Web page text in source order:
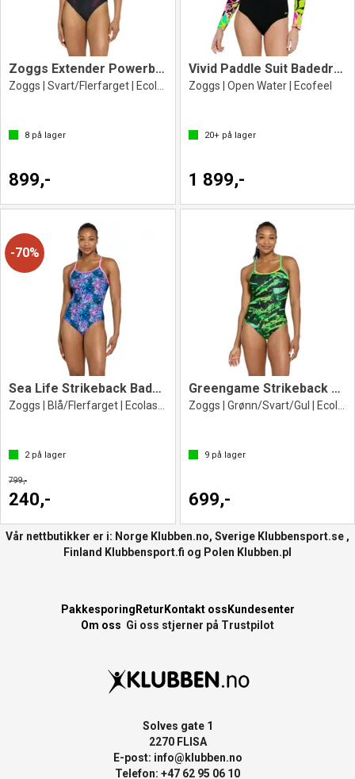
Zoggs Extender Powerback
Zoggs | Svart/Flerfarget | Ecolast+
8 på lager
899,-
Vivid Paddle Suit Badedrakt
Zoggs | Open Water | Ecofeel
20+på lager
1 899,-
70%
Sea Life Strikeback Badedrakt
Zoggs | Blå/Flerfarget | Ecolast+
2på lager
799,-
240,-
Greengame Strikeback Badedrakt
Zoggs | Grønn/Svart/Gul | Ecolast
9på lager
699,-
Vår nettbutikker er i: Norge Klubben.no, Sverige Klubbensport.se ,
Finland Klubbensport.fi og Polen Klubben.pl
Pakkesporing Retur Kontakt oss Kundesenter
Om oss Gi oss stjerner på Trustpilot
Solves gate 1
2270 FLISA
E-post: info@klubben.no
Telefon: +47 62 95 06 10